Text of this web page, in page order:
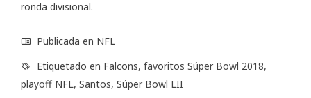
ronda divisional.
Publicada en NFL
Etiquetado en Falcons, favoritos Súper Bowl 2018,
playoff NFL, Santos, Súper Bowl LII